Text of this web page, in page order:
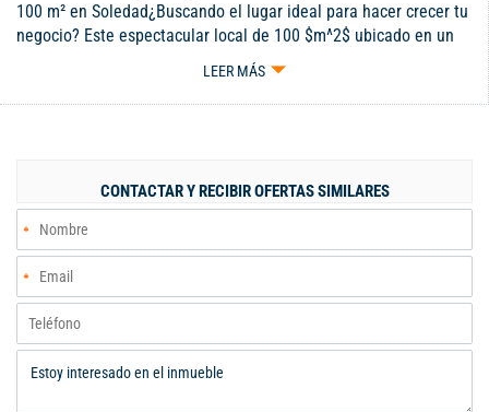
100 m² en Soledad¿Buscando el lugar ideal para hacer crecer tu
negocio? Este espectacular local de 100 $m^2$ ubicado en un
segundo piso es la oportunidad perfecta. Cuenta con un diseño
(fachada flotante) que garantiza una visibilidad inigualable
Estratégica zona comercial en Soledad, sobre vía principal con
alto flujo peatonal y vehicular (justo arriba de una concurrida
carnicería/minimarket).Características: Pisos en cerámica de
alto tráfico, techos en PVC con iluminación empotrada,
columnas estilizadas y un espacio versátil ideal para oficinas,
gimnasios, centros de estética, consultorios o call centers.
LLAMA YA:3186560724 Código interno: A126095
LEER MÁS
CONTACTAR Y RECIBIR OFERTAS SIMILARES